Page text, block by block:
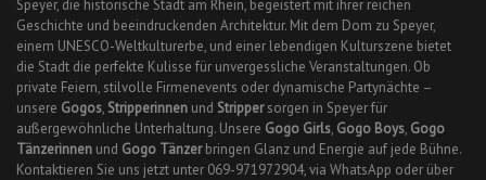
Speyer, die historische Stadt am Rhein, begeistert mit ihrer reichen
Geschichte und beeindruckenden Architektur. Mit dem Dom zu Speyer,
einem UNESCO-Weltkulturerbe, und einer lebendigen Kulturszene bietet
die Stadt die perfekte Kulisse für unvergessliche Veranstaltungen. Ob
private Feiern, stilvolle Firmenevents oder dynamische Partynächte –
unsere Gogos, Stripperinnen und Strippersorgen in Speyer für
außergewöhnliche Unterhaltung. Unsere Gogo Girls, Gogo Boys, Gogo
Tänzerinnen und Gogo Tänzerbringen Glanz und Energie auf jede Bühne.
Kontaktieren Sie uns jetzt unter 069-971972904, via WhatsApp oder über